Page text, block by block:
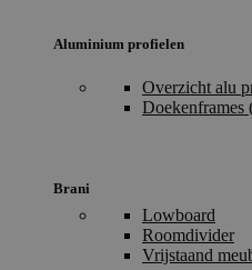
Aluminium profielen
Overzicht alu
Doekenframes
Brani
Lowboard
Roomdivider
Vrijstaand